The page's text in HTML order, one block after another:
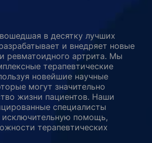
в десятку лучших
и внедряет новые
ревматоидного артрита. Мы
терапевтические
новейшие научные
могут значительно
жизни пациентов. Наши
специалисты
исключительную помощь,
терапевтических